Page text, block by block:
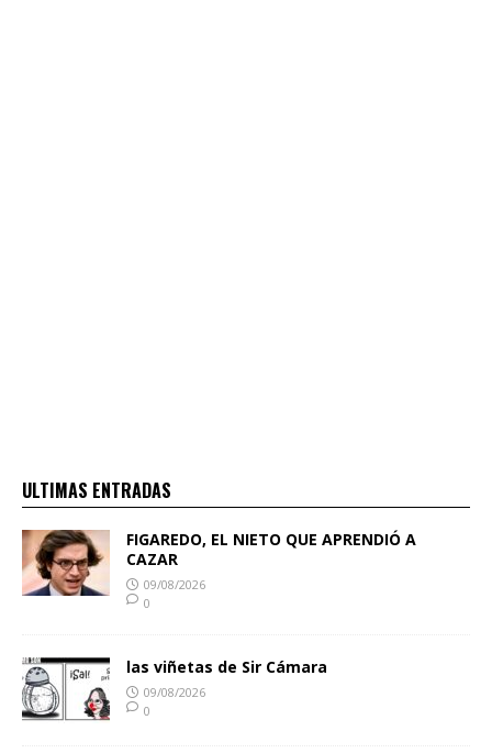
ULTIMAS ENTRADAS
FIGAREDO, EL NIETO QUE APRENDIÓ A
CAZAR
09/08/2026
0
las viñetas de Sir Cámara
09/08/2026
0